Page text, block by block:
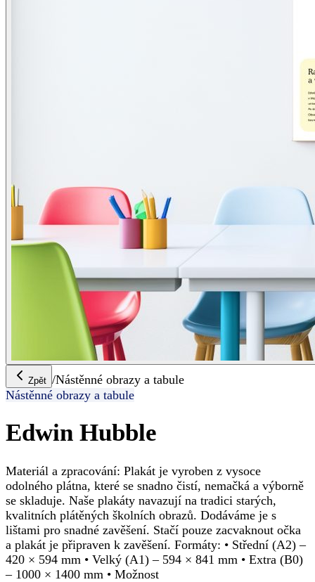
Zpět /Nástěnné obrazy a tabule
Nástěnné obrazy a tabule
Edwin Hubble
Materiál a zpracování: Plakát je vyroben z vysoce
odolného plátna, které se snadno čistí, nemačká a výborně
se skladuje. Naše plakáty navazují na tradici starých,
kvalitních plátěných školních obrazů. Dodáváme je s
lištami pro snadné zavěšení. Stačí pouze zacvaknout očka
a plakát je připraven k zavěšení. Formáty: • Střední (A2) –
420 × 594 mm • Velký (A1) – 594 × 841 mm • Extra (B0)
– 1000 × 1400 mm • Možnost